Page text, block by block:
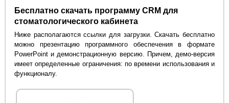
Бесплатно скачать программу CRM для
стоматологического кабинета
Ниже располагаются ссылки для загрузки. Скачать бесплатно
можно презентацию программного обеспечения в формате
PowerPoint и демонстрационную версию. Причем, демо-версия
имеет определенные ограничения: по времени использования и
функционалу.